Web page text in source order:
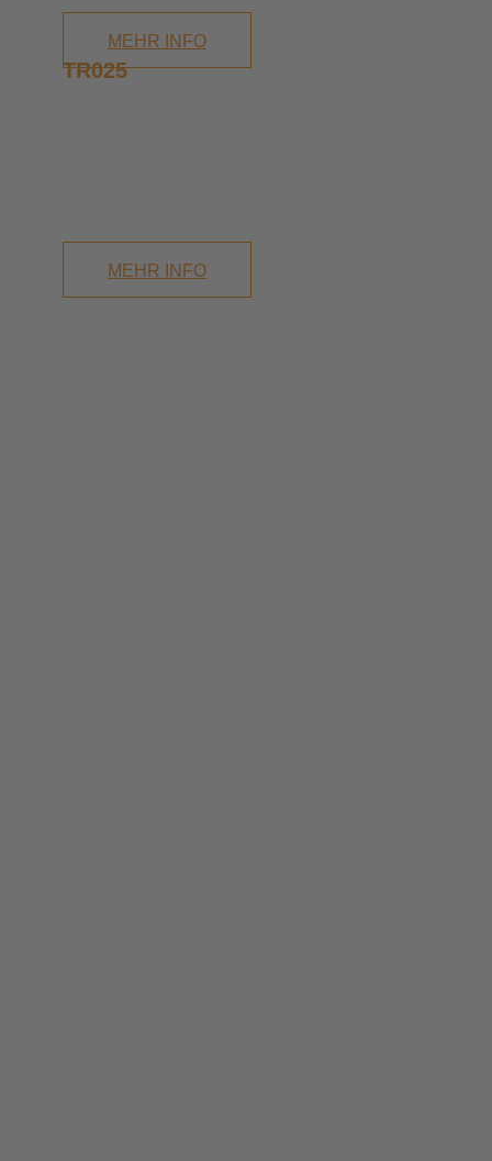
MEHR INFO
TR025
MEHR INFO